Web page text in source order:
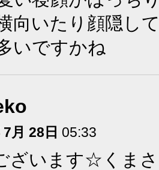
向いたり顔隠し
いですかね
月 28日 05:33
ざいます☆くま